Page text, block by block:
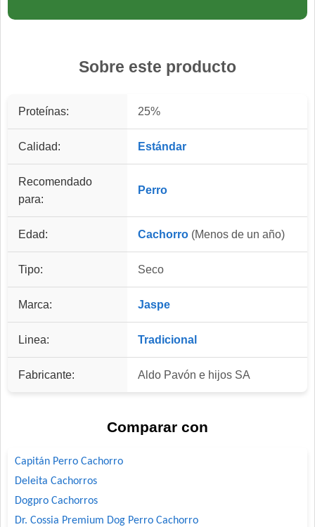
Sobre este producto
Proteínas: 25%
Calidad: Estándar
Recomendado
para:
Perro
Edad: Cachorro (Menos de un año)
Tipo: Seco
Marca: Jaspe
Linea: Tradicional
Fabricante: Aldo Pavón e hijos SA
Comparar con
Capitán Perro Cachorro
Deleita Cachorros
Dogpro Cachorros
Dr. Cossia Premium Dog Perro Cachorro